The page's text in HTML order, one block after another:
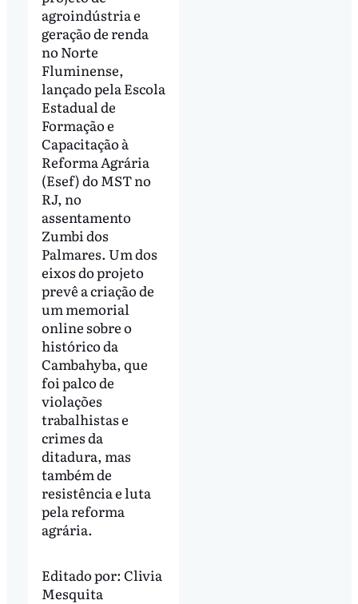
agroindústria e
geração de renda
no Norte
Fluminense,
lançado pela Escola
Estadual de
Formação e
Capacitação à
Reforma Agrária
(Esef) do MST no
RJ, no
assentamento
Zumbi dos
Palmares. Um dos
eixos do projeto
prevê a criação de
um memorial
online sobre o
histórico da
Cambahyba, que
foi palco de
violações
trabalhistas e
crimes da
ditadura, mas
também de
resistência e luta
pela reforma
agrária.
Editado por: Clivia
Mesquita